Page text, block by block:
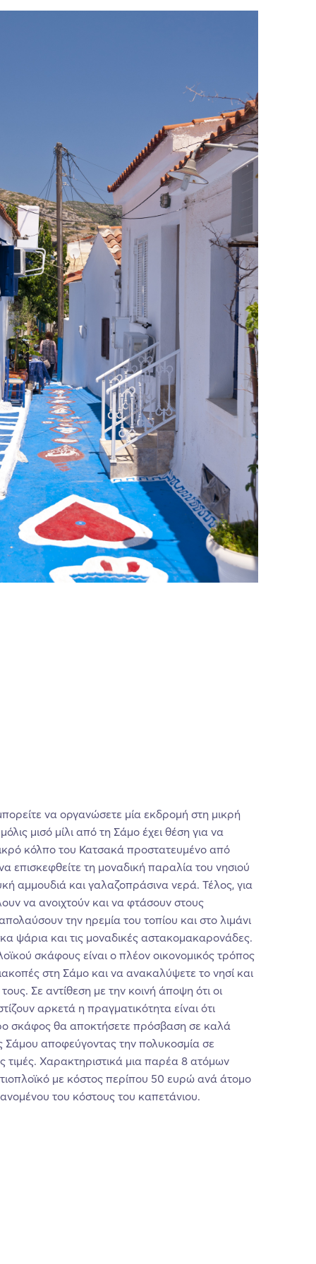
να οργανώσετε μία εκδρομή στη μικρή
μισό μίλι από τη Σάμο έχει θέση για να
κόλπο του Κατσακά προστατευμένο από
επισκεφθείτε τη μοναδική παραλία του νησιού
αμμουδιά και γαλαζοπράσινα νερά. Τέλος, για
να ανοιχτούν και να φτάσουν στους
την ηρεμία του τοπίου και στο λιμάνι
ψάρια και τις μοναδικές αστακομακαρονάδες.
σκάφους είναι ο πλέον οικονομικός τρόπος
στη Σάμο και να ανακαλύψετε το νησί και
Σε αντίθεση με την κοινή άποψη ότι οι
αρκετά η πραγματικότητα είναι ότι
σκάφος θα αποκτήσετε πρόσβαση σε καλά
Σάμου αποφεύγοντας την πολυκοσμία σε
τιμές. Χαρακτηριστικά μια παρέα 8 ατόμων
με κόστος περίπου 50 ευρώ ανά άτομο
του κόστους του καπετάνιου.